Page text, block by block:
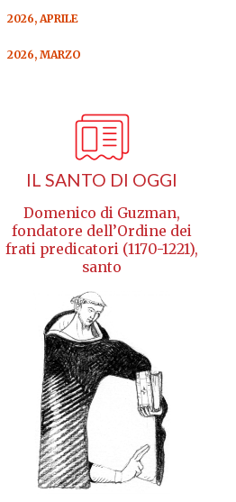
2026, APRILE
2026, MARZO
IL SANTO DI OGGI
Domenico di Guzman,
fondatore dell’Ordine dei
frati predicatori (1170-1221),
santo